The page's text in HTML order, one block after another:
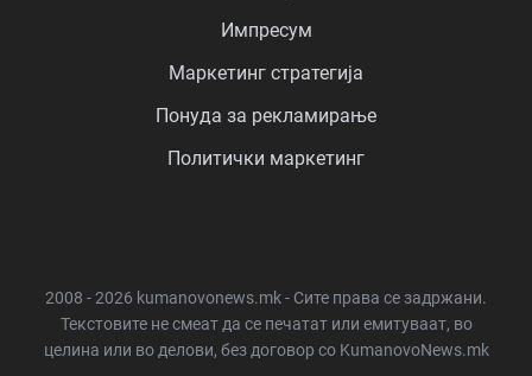
Импресум
Маркетинг стратегија
Понуда за рекламирање
Политички маркетинг
2008 - 2026 kumanovonews.mk - Сите права се задржани.
Текстовите не смеат да се печатат или емитуваат, во
целина или во делови, без договор со KumanovoNews.mk